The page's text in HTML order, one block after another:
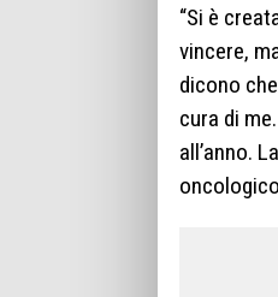
“Si è
vincere,
dicono
cura di
all’anno.